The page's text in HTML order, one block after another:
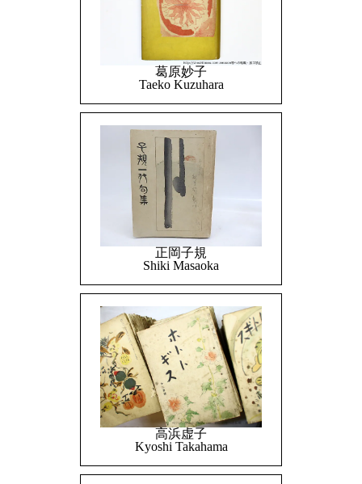
葛原妙子
Taeko Kuzuhara
正岡子規
Shiki Masaoka
高浜虚子
Kyoshi Takahama